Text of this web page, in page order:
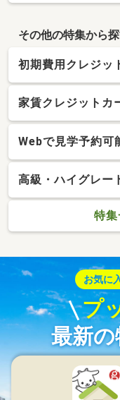
その他の特集から
初期費用クレジッ
家賃クレジットカ
Webで見学予約可
高級・ハイグレー
特
お気に
プ
最新